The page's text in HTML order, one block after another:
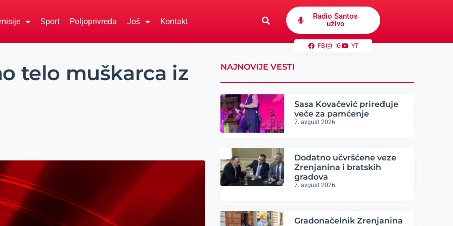
Sport Poljoprivreda Još Kontakt
Radio Santos
uživo
FB IG YT
telo muškarca iz
NAJNOVIJE VESTI
Sasa Kovačević priređuje
veče za pamćenje
7. avgust 2026.
Dodatno učvršćene veze
Zrenjanina i bratskih
gradova
7. avgust 2026.
Gradonačelnik Zrenjanina